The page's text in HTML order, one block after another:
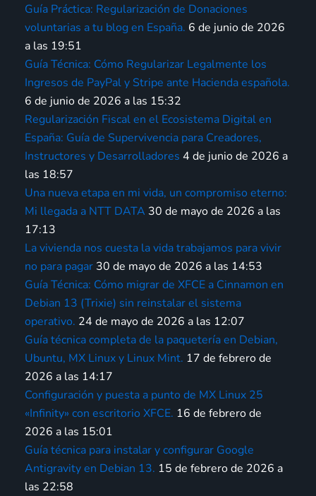
Guía Práctica: Regularización de Donaciones
voluntarias a tu blog en España. 6 de junio de 2026
a las 19:51
Guía Técnica: Cómo Regularizar Legalmente los
Ingresos de PayPal y Stripe ante Hacienda española.
6 de junio de 2026 a las 15:32
Regularización Fiscal en el Ecosistema Digital en
España: Guía de Supervivencia para Creadores,
Instructores y Desarrolladores 4 de junio de 2026 a
las 18:57
Una nueva etapa en mi vida, un compromiso eterno:
Mi llegada a NTT DATA 30 de mayo de 2026 a las
17:13
La vivienda nos cuesta la vida trabajamos para vivir
no para pagar 30 de mayo de 2026 a las 14:53
Guía Técnica: Cómo migrar de XFCE a Cinnamon en
Debian 13 (Trixie) sin reinstalar el sistema
operativo. 24 de mayo de 2026 a las 12:07
Guía técnica completa de la paquetería en Debian,
Ubuntu, MX Linux y Linux Mint. 17 de febrero de
2026 a las 14:17
Configuración y puesta a punto de MX Linux 25
«Infinity» con escritorio XFCE. 16 de febrero de
2026 a las 15:01
Guía técnica para instalar y configurar Google
Antigravity en Debian 13. 15 de febrero de 2026 a
las 22:58